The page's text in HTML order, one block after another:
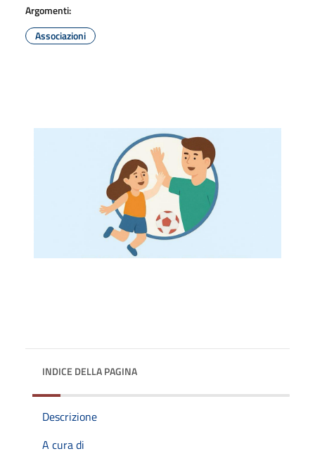
Argomenti:
Associazioni
INDICE DELLA PAGINA
Descrizione
A cura di